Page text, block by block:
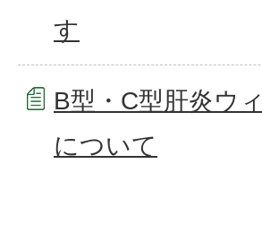
す
B型・C型肝炎ウ
について